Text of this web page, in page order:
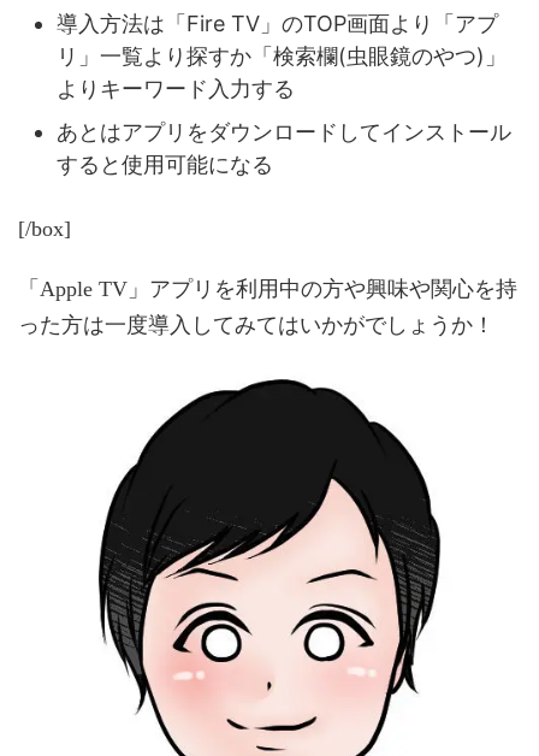
導入方法は「Fire TV」のTOP画面より「アプ
リ」一覧より探すか「検索欄(虫眼鏡のやつ)」
よりキーワード入力する
あとはアプリをダウンロードしてインストール
すると使用可能になる
[/box]
「Apple TV」アプリを利用中の方や興味や関心を持
った方は一度導入してみてはいかがでしょうか！